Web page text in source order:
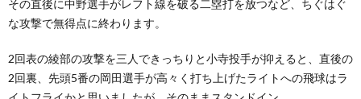
その直後に中野選手がレフト線を破る二塁打を放つなど、ちぐはぐ
な攻撃で無得点に終わります。
2回表の綾部の攻撃を三人できっちりと小寺投手が抑えると、直後の
2回裏、先頭5番の岡田選手が高々く打ち上げたライトへの飛球はラ